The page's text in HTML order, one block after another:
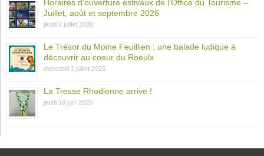
Horaires d’ouverture estivaux de l’Office du Tourisme –
Juillet, août et septembre 2026
jeudi 2 juillet 2026
Le Trésor du Moine Feuillien : une balade ludique à
découvrir au coeur du Roeulx
mercredi 1 juillet 2026
La Tresse Rhodienne arrive !
jeudi 18 juin 2026